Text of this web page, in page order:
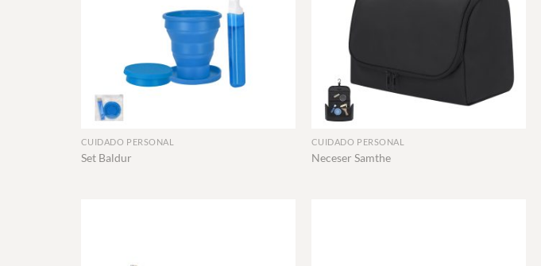
+
CUIDADO PERSONAL
Set Baldur
+
CUIDADO PERSONAL
Neceser Samthe